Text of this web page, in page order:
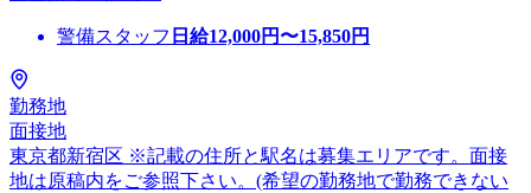
警備スタッフ 日給12,000円〜15,850円
勤務地
面接地
東京都新宿区 ※記載の住所と駅名は募集エリアです。面接
地は原稿内をご参照下さい。(希望の勤務地で勤務できない